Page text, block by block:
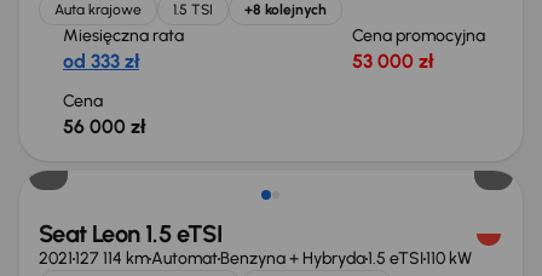
Auta krajowe
1.5 TSI +8 kolejnych
Miesięczna rata
od 333 zł
Cena promocyjna
53 000 zł
Cena
56 000 zł
Seat Leon 1.5 eTSI
2021127 114 kmAutomatBenzyna + Hybryda1.5 eTSI110 kW